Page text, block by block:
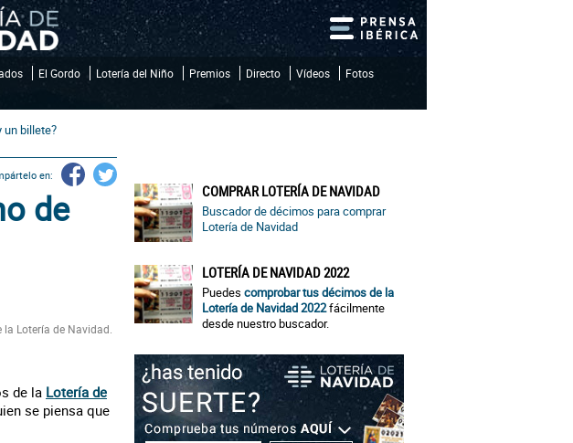
El Gordo Lotería del Niño Premios Directo Vídeos
Fotos
un billete?
en:
de
la Lotería de Navidad.
de la Lotería de
se piensa que
COMPRAR LOTERÍA DE NAVIDAD
Buscador de décimos para comprar
Lotería de Navidad
LOTERÍA DE NAVIDAD 2022
Puedes comprobar tus décimos de la
Lotería de Navidad 2022fácilmente
desde nuestro buscador.